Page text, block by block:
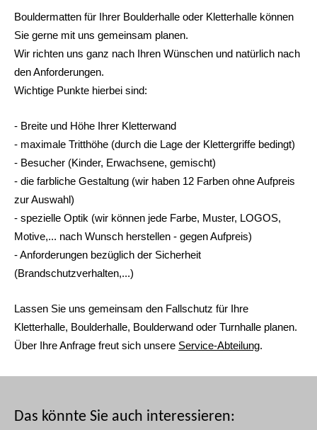
Bouldermatten für Ihrer Boulderhalle oder Kletterhalle können
Sie gerne mit uns gemeinsam planen.
Wir richten uns ganz nach Ihren Wünschen und natürlich nach
den Anforderungen.
Wichtige Punkte hierbei sind:
- Breite und Höhe Ihrer Kletterwand
- maximale Tritthöhe (durch die Lage der Klettergriffe bedingt)
- Besucher (Kinder, Erwachsene, gemischt)
- die farbliche Gestaltung (wir haben 12 Farben ohne Aufpreis
zur Auswahl)
- spezielle Optik (wir können jede Farbe, Muster, LOGOS,
Motive,... nach Wunsch herstellen - gegen Aufpreis)
- Anforderungen bezüglich der Sicherheit
(Brandschutzverhalten,...)
Lassen Sie uns gemeinsam den Fallschutz für Ihre
Kletterhalle, Boulderhalle, Boulderwand oder Turnhalle planen.
Über Ihre Anfrage freut sich unsere Service-Abteilung.
Das könnte Sie auch interessieren: